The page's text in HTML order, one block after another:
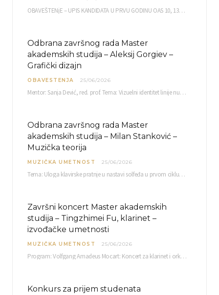
OBAVEŠTENjE – UPIS KANDIDATA U PRVU GODINU OAS 10, 13, 14, 15. i…
Odbrana završnog rada Master
akademskih studija – Aleksij Gorgiev –
Grafički dizajn
OBAVESTENJA 25/06/2026
Mentor: Sanja Dević, red. prof. Tema: Vizuelni identitet linije nutricionističkih proizvoda Vita+: Od ambalaže do multimedijalne komunikacije Petak, 03. 07.…
Odbrana završnog rada Master
akademskih studija – Milan Stanković –
Muzička teorija
MUZIČKA UMETNOST 25/06/2026
Tema: Uloga klavirske pratnje u nastavi solfeđa u prvom ciklusu osnovne muzičke škole Mentor…
Završni koncert Master akademskih
studija – Tingzhimei Fu, klarinet –
izvođačke umetnosti
MUZIČKA UMETNOST 25/06/2026
Program: Volfgang Amadeus Mocart: Koncert za klarinet i orkestar, A-dur Mentor Miloš Mijatović, redovni profesor…
Konkurs za prijem studenata